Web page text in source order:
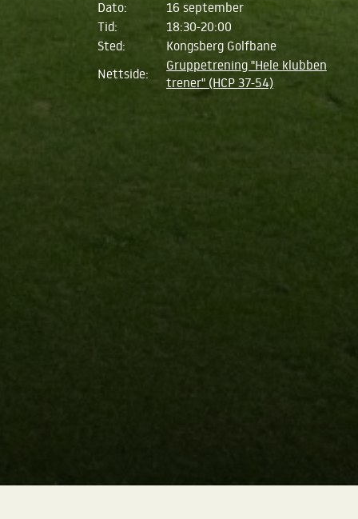
Dato:
16 september
Tid:
18:30-20:00
Sted:
Kongsberg Golfbane
Nettside:
Gruppetrening "Hele klubben
trener" (HCP 37-54)